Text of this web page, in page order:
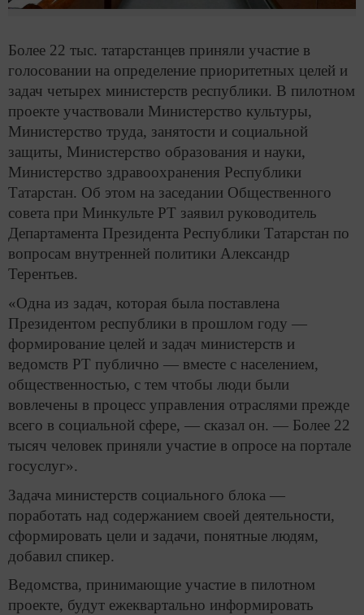
Более 22 тыс. татарстанцев приняли участие в
голосовании на определение приоритетных целей и
задач четырех министерств республики. В пилотном
проекте участвовали Министерство культуры,
Министерство труда, занятости и социальной
защиты, Министерство образования и науки,
Министерство здравоохранения Республики
Татарстан. Об этом на заседании Общественного
совета при Минкульте РТ заявил руководитель
Департамента Президента Республики Татарстан по
вопросам внутренней политики Александр
Терентьев.
«Одна из задач, которая была поставлена
Президентом республики в прошлом году —
формирование целей и задач министерств и
ведомств РТ публично — вместе с населением,
общественностью, с тем чтобы люди были
вовлечены в процесс управления отраслями прежде
всего в социальной сфере, — сказал он. — Более 22
тысяч человек приняли участие в опросе на портале
госуслуг».
Задача министерств социального блока —
поработать над содержанием своей деятельности,
сформировать цели и задачи, понятные людям,
добавил спикер.
Ведомства, принимающие участие в пилотном
проекте, будут ежеквартально информировать